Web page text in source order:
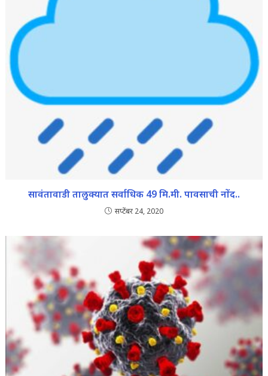
सावंतावाडी तालुक्यात सर्वाधिक 49 मि.मी. पावसाची नोंद..
सप्टेंबर 24, 2020